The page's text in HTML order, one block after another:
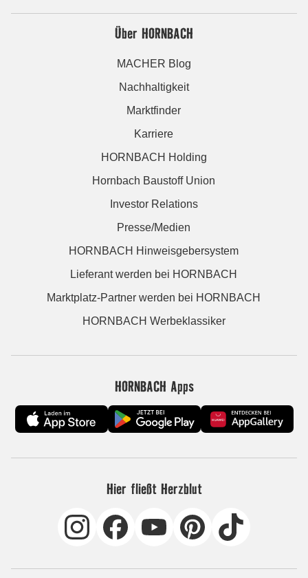
Über HORNBACH
MACHER Blog
Nachhaltigkeit
Marktfinder
Karriere
HORNBACH Holding
Hornbach Baustoff Union
Investor Relations
Presse/Medien
HORNBACH Hinweisgebersystem
Lieferant werden bei HORNBACH
Marktplatz-Partner werden bei HORNBACH
HORNBACH Werbeklassiker
HORNBACH Apps
Hier fließt Herzblut